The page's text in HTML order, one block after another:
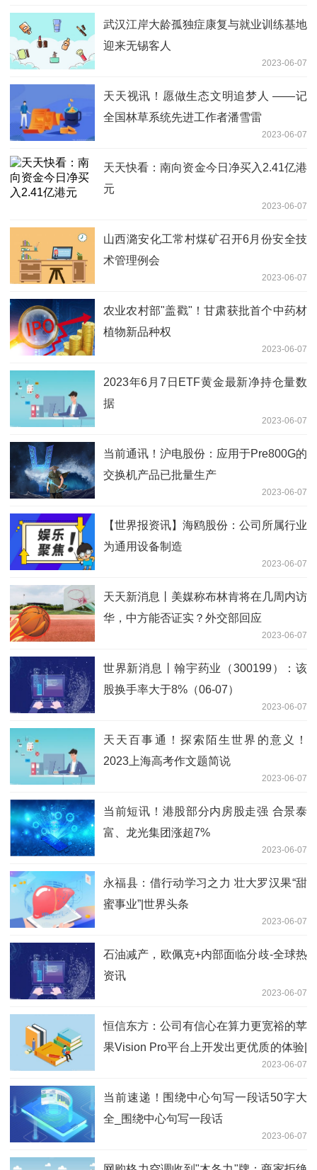
武汉江岸大龄孤独症康复与就业训练基地
迎来无锡客人
2023-06-07
天天视讯！愿做生态文明追梦人 ——记
全国林草系统先进工作者潘雪雷
2023-06-07
天天快看：南向资金今日净买入2.41亿港
元
2023-06-07
山西潞安化工常村煤矿召开6月份安全技
术管理例会
2023-06-07
农业农村部"盖戳"！甘肃获批首个中药材
植物新品种权
2023-06-07
2023年6月7日ETF黄金最新净持仓量数
据
2023-06-07
当前通讯！沪电股份：应用于Pre800G的
交换机产品已批量生产
2023-06-07
【世界报资讯】海鸥股份：公司所属行业
为通用设备制造
2023-06-07
天天新消息丨美媒称布林肯将在几周内访
华，中方能否证实？外交部回应
2023-06-07
世界新消息丨翰宇药业（300199）：该
股换手率大于8%（06-07）
2023-06-07
天天百事通！探索陌生世界的意义！
2023上海高考作文题简说
2023-06-07
当前短讯！港股部分内房股走强 合景泰
富、龙光集团涨超7%
2023-06-07
永福县：借行动学习之力 壮大罗汉果“甜
蜜事业”|世界头条
2023-06-07
石油减产，欧佩克+内部面临分歧-全球热
资讯
2023-06-07
恒信东方：公司有信心在算力更宽裕的苹
果Vision Pro平台上开发出更优质的体验|
2023-06-07
当前速递！围绕中心句写一段话50字大
全_围绕中心句写一段话
2023-06-07